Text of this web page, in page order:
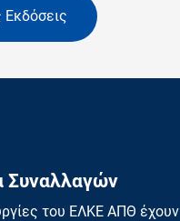
Εκδόσεις
Συναλλαγών
του ΕΛΚΕ ΑΠΘ έχουν